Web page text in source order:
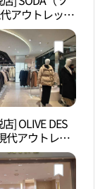
アウトレット
（東大門）店
아울렛 동대문
] OLIVE DES
代アウトレッ
ン（東大門）
데올리브 현대
대문점)